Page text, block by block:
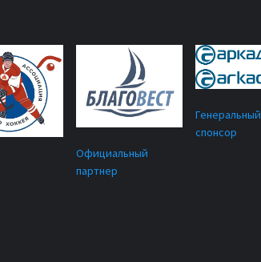
Официальный
партнер
Генеральный
спонсор